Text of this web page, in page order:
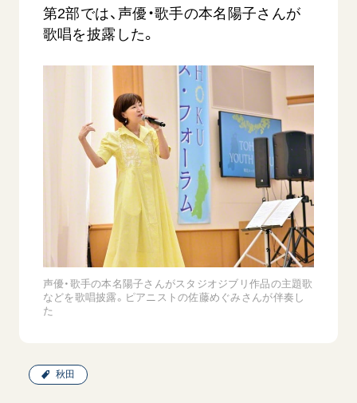
【被爆証言】「原爆の子」として生きた80年
広島県 早志百…
2026.08.06
SDGs 平和
証言 広島
「三つ
第2部では、声優・歌手の本名陽子さんが
歌唱を披露した。
声優・歌手の本名陽子さんがスタジオジブリ作品の主題歌
などを歌唱披露。ピアニストの佐藤めぐみさんが伴奏し
た
秋田